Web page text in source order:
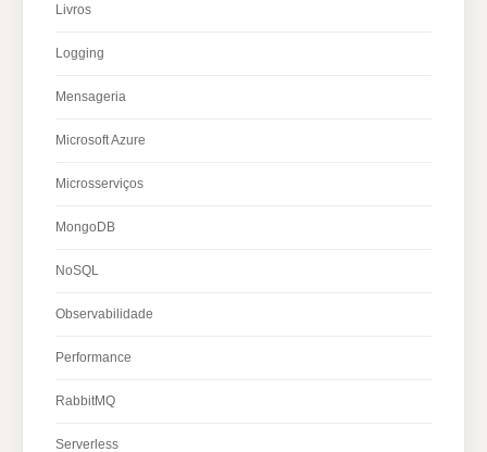
Livros
Logging
Mensageria
Microsoft Azure
Microsserviços
MongoDB
NoSQL
Observabilidade
Performance
RabbitMQ
Serverless